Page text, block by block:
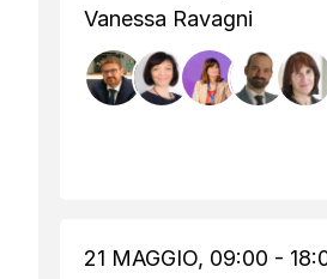
Vanessa Ravagni
21 MAGGIO, 09:00 -